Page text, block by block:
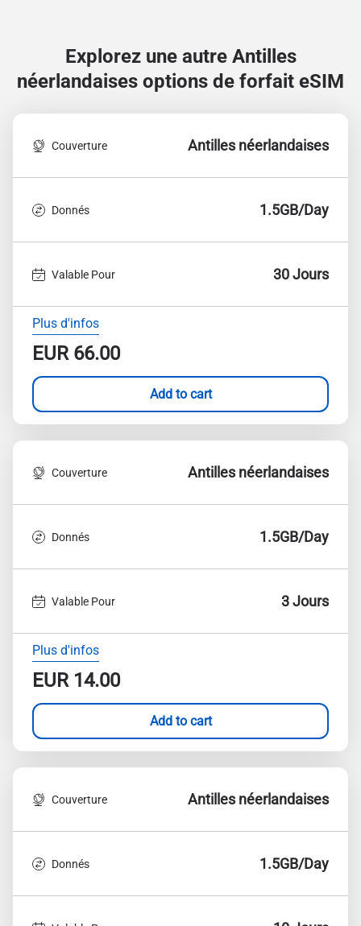
Explorez une autre Antilles
néerlandaises options de forfait eSIM
Couverture Antilles néerlandaises
Donnés 1.5GB/Day
Valable Pour 30 Jours
Plus d'infos
EUR66.00
Add to cart
Couverture Antilles néerlandaises
Donnés 1.5GB/Day
Valable Pour 3 Jours
Plus d'infos
EUR14.00
Add to cart
Couverture Antilles néerlandaises
Donnés 1.5GB/Day